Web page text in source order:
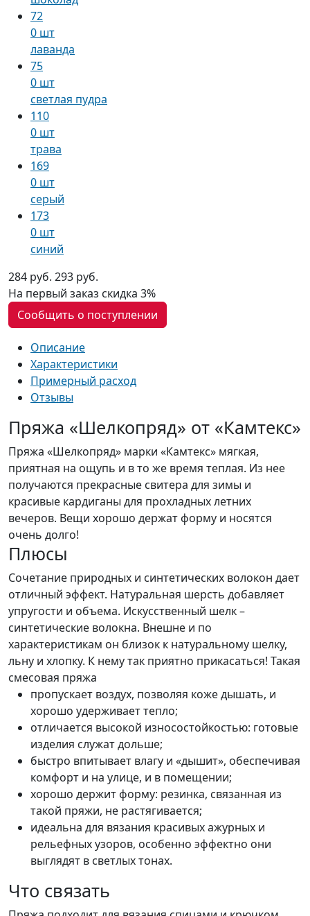
72
0 шт
лаванда
75
0 шт
светлая пудра
110
0 шт
трава
169
0 шт
серый
173
0 шт
синий
284 руб. 293 руб.
На первый заказ скидка 3%
Сообщить о поступлении
Описание
Характеристики
Примерный расход
Отзывы
Пряжа «Шелкопряд» от «Камтекс»
Пряжа «Шелкопряд» марки «Камтекс» мягкая,
приятная на ощупь и в то же время теплая. Из нее
получаются прекрасные свитера для зимы и
красивые кардиганы для прохладных летних
вечеров. Вещи хорошо держат форму и носятся
очень долго!
Плюсы
Сочетание природных и синтетических волокон дает
отличный эффект. Натуральная шерсть добавляет
упругости и объема. Искусственный шелк –
синтетические волокна. Внешне и по
характеристикам он близок к натуральному шелку,
льну и хлопку. К нему так приятно прикасаться! Такая
смесовая пряжа
пропускает воздух, позволяя коже дышать, и
хорошо удерживает тепло;
отличается высокой износостойкостью: готовые
изделия служат дольше;
быстро впитывает влагу и «дышит», обеспечивая
комфорт и на улице, и в помещении;
хорошо держит форму: резинка, связанная из
такой пряжи, не растягивается;
идеальна для вязания красивых ажурных и
рельефных узоров, особенно эффектно они
выглядят в светлых тонах.
Что связать